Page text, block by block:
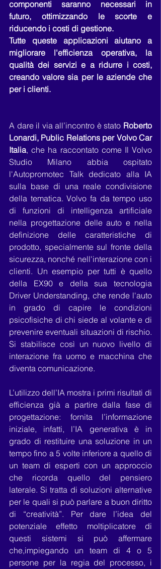
componenti saranno necessari in
futuro, ottimizzando le scorte e
riducendo i costi di gestione.
Tutte queste applicazioni aiutano a
migliorare l'efficienza operativa, la
qualità dei servizi e a ridurre i costi,
creando valore sia per le aziende che
per i clienti.
A dare il via all’incontro è stato Roberto
Lonardi, Public Relations per Volvo Car
Italia, che ha raccontato come Il Volvo
Studio Milano abbia ospitato
l'Autopromotec Talk dedicato alla IA
sulla base di una reale condivisione
della tematica. Volvo fa da tempo uso
di funzioni di intelligenza artificiale
nella progettazione delle auto e nella
definizione delle caratteristiche di
prodotto, specialmente sul fronte della
sicurezza, nonché nell'interazione con i
clienti. Un esempio per tutti è quello
della EX90 e della sua tecnologia
Driver Understanding, che rende l'auto
in grado di capire le condizioni
psicofisiche di chi siede al volante e di
prevenire eventuali situazioni di rischio.
Si stabilisce così un nuovo livello di
interazione fra uomo e macchina che
diventa comunicazione.
L’utilizzo dell’IA mostra i primi risultati di
efficienza già a partire dalla fase di
progettazione: fornita l’informazione
iniziale, infatti, l’IA generativa è in
grado di restituire una soluzione in un
tempo fino a 5 volte inferiore a quello di
un team di esperti con un approccio
che ricorda quello del pensiero
laterale. Si tratta di soluzioni alternative
per le quali si può parlare a buon diritto
di “creatività”. Per dare l’idea del
potenziale effetto moltiplicatore di
questi sistemi si può affermare
che,impiegando un team di 4 o 5
persone per la regia del processo, i